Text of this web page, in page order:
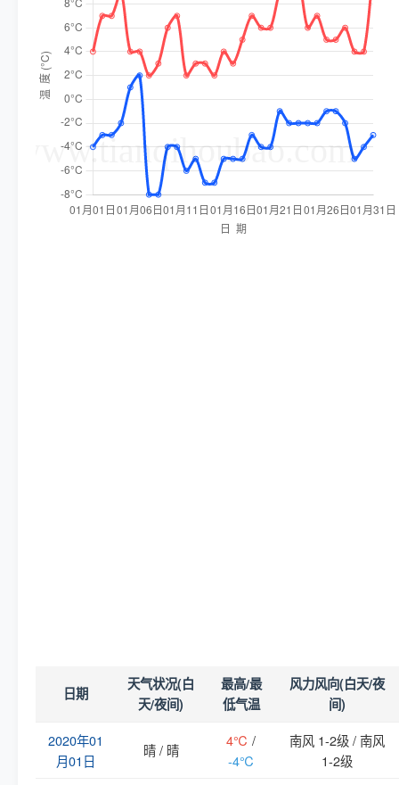
日期
天气状况(白
天/夜间)
最高/最
低气温
风力风向(白天/夜
间)
2020年01
月01日
晴 / 晴
4℃ /
-4℃
南风 1-2级 / 南风
1-2级